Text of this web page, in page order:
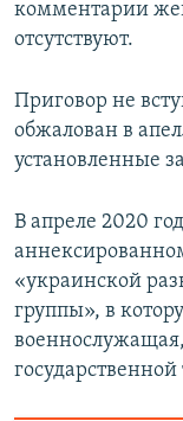
комментарии
отсутствуют.
Приговор не
обжалован в
установленные
В апреле 2020
«украинской
группы», в